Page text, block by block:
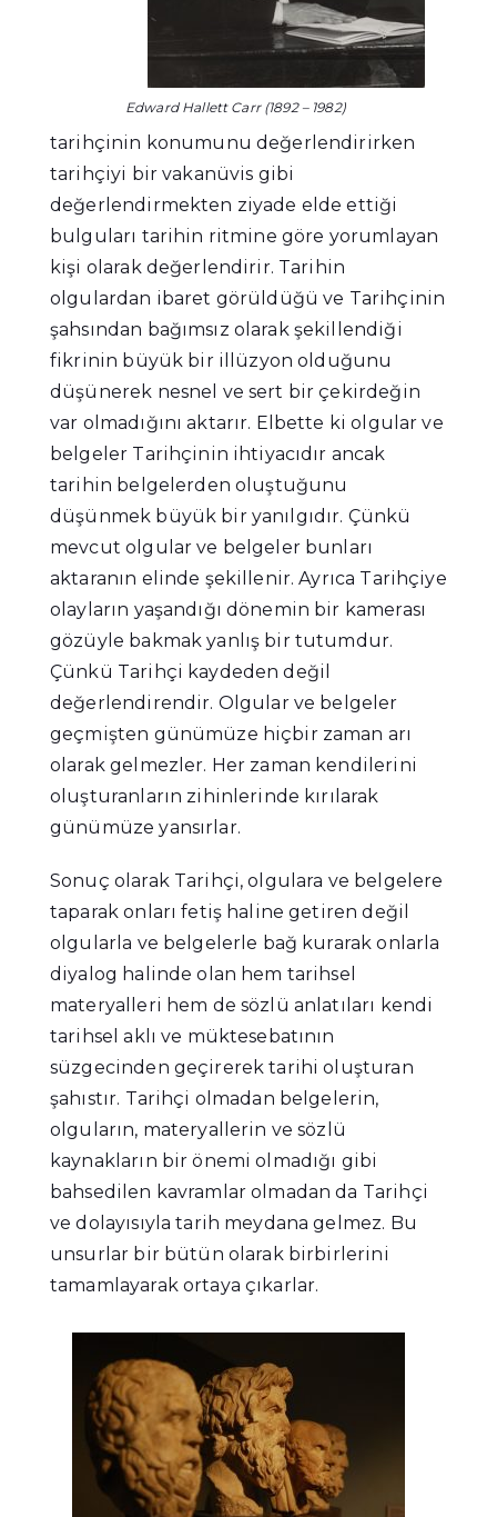
Edward Hallett Carr (1892 – 1982)
tarihçinin konumunu değerlendirirken
tarihçiyi bir vakanüvis gibi
değerlendirmekten ziyade elde ettiği
bulguları tarihin ritmine göre yorumlayan
kişi olarak değerlendirir. Tarihin
olgulardan ibaret görüldüğü ve Tarihçinin
şahsından bağımsız olarak şekillendiği
fikrinin büyük bir illüzyon olduğunu
düşünerek nesnel ve sert bir çekirdeğin
var olmadığını aktarır. Elbette ki olgular ve
belgeler Tarihçinin ihtiyacıdır ancak
tarihin belgelerden oluştuğunu
düşünmek büyük bir yanılgıdır. Çünkü
mevcut olgular ve belgeler bunları
aktaranın elinde şekillenir. Ayrıca Tarihçiye
olayların yaşandığı dönemin bir kamerası
gözüyle bakmak yanlış bir tutumdur.
Çünkü Tarihçi kaydeden değil
değerlendirendir. Olgular ve belgeler
geçmişten günümüze hiçbir zaman arı
olarak gelmezler. Her zaman kendilerini
oluşturanların zihinlerinde kırılarak
günümüze yansırlar.
Sonuç olarak Tarihçi, olgulara ve belgelere
taparak onları fetiş haline getiren değil
olgularla ve belgelerle bağ kurarak onlarla
diyalog halinde olan hem tarihsel
materyalleri hem de sözlü anlatıları kendi
tarihsel aklı ve müktesebatının
süzgecinden geçirerek tarihi oluşturan
şahıstır. Tarihçi olmadan belgelerin,
olguların, materyallerin ve sözlü
kaynakların bir önemi olmadığı gibi
bahsedilen kavramlar olmadan da Tarihçi
ve dolayısıyla tarih meydana gelmez. Bu
unsurlar bir bütün olarak birbirlerini
tamamlayarak ortaya çıkarlar.